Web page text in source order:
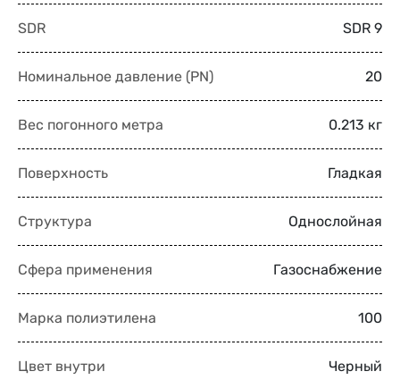
SDR SDR 9
Номинальное давление (PN) 20
Вес погонного метра 0.213 кг
Поверхность Гладкая
Структура Однослойная
Сфера применения Газоснабжение
Марка полиэтилена 100
Цвет внутри Черный